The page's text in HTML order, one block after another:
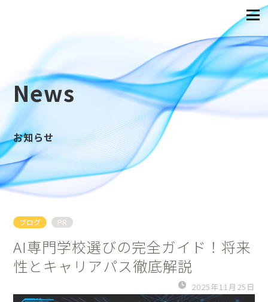
News
お知らせ
ブログ PR
AI専門学校選びの完全ガイド！将来
性とキャリアパス徹底解説
2025年11月25日